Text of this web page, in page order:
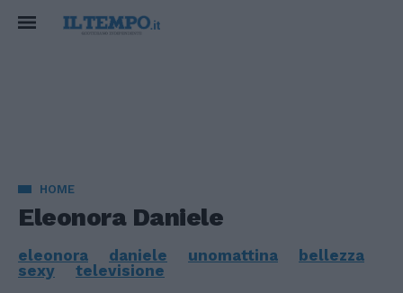
HOME
Eleonora Daniele
eleonora daniele unomattina
bellezza
sexy
televisione